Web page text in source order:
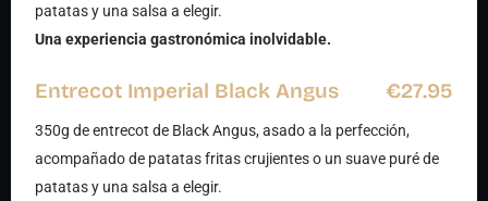
patatas y una salsa a elegir.
Una experiencia gastronómica inolvidable.
Entrecot Imperial Black Angus €27.95
350g de entrecot de Black Angus, asado a la perfección,
acompañado de patatas fritas crujientes o un suave puré de
patatas y una salsa a elegir.